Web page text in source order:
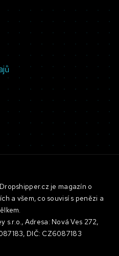
je magazín o
a všem, co souvisí s penězi a
s.r.o., Adresa: Nová Ves 272,
DIČ: CZ6087183